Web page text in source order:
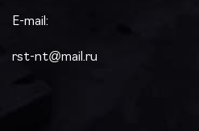
E-mail:
rst-nt@mail.ru